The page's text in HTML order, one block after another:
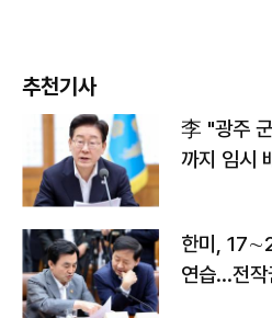
추천기사
李 "광주
까지 임시
한미,
연습…전작